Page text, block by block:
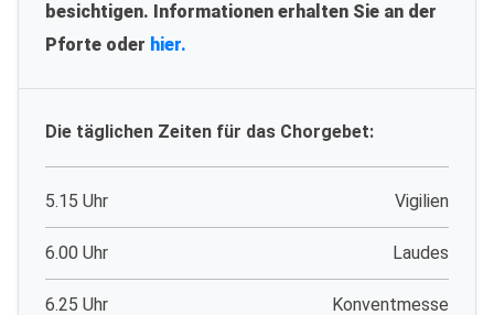
besichtigen. Informationen erhalten Sie an der
Pforte oder hier.
Die täglichen Zeiten für das Chorgebet:
5.15 Uhr Vigilien
6.00 Uhr Laudes
6.25 Uhr Konventmesse